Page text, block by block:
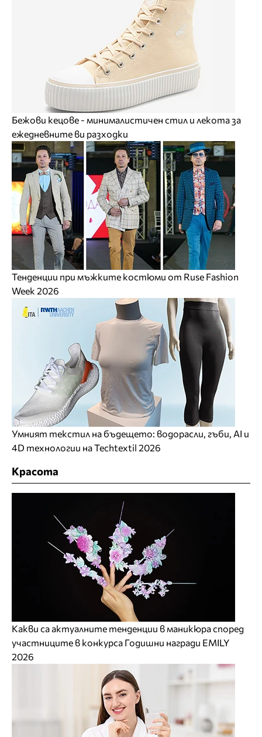
Бежови кецове - минималистичен стил и лекота за
ежедневните ви разходки
Тенденции при мъжките костюми от Ruse Fashion
Week 2026
Умният текстил на бъдещето: водорасли, гъби, AI и
4D технологии на Techtextil 2026
Красота
Какви са актуалните тенденции в маникюра според
участниците в конкурса Годишни награди EMILY
2026